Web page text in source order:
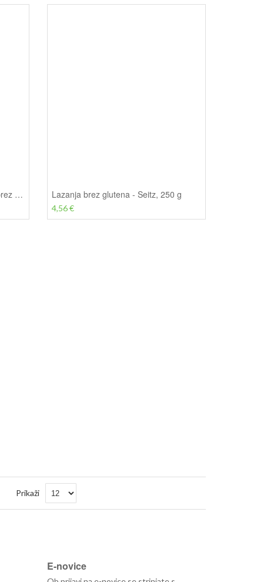
Otroške testenine dinozavri BIO brez glutena - Seitz, 250 g Lazanja brez glutena - Seitz, 250 g
4,56 €
NastaviPrikaži
E-novice